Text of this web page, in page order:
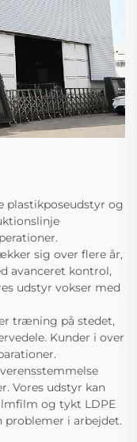
plastikposeudstyr og
sig over flere år,
avanceret kontrol,
udstyr vokser med
træning på stedet,
Kunder i over
Vores udstyr kan
og tykt LDPE
problemer i arbejdet.